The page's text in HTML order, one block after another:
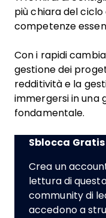
più chiara del
competenze
Con i rapidi
gestione dei
redditività e la
immergersi in una
fondamentale.
Sblocca Gratis
Crea un
lettura di
community di
accedono a